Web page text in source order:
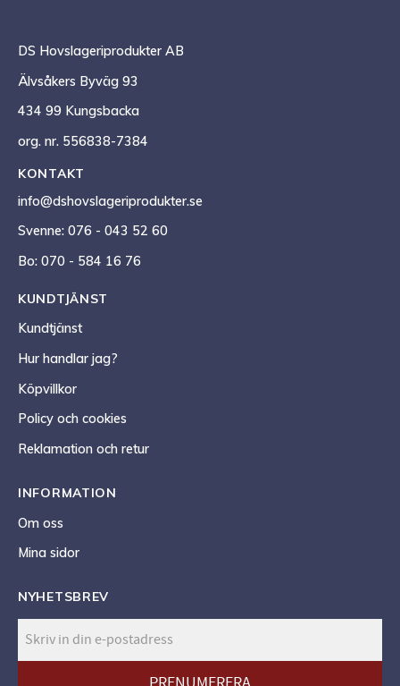
DS Hovslageriprodukter AB
Älvsåkers Byväg 93
434 99 Kungsbacka
org. nr. 556838-7384
KONTAKT
info@dshovslageriprodukter.se
Svenne: 076 - 043 52 60
Bo: 070 - 584 16 76
KUNDTJÄNST
Kundtjänst
Hur handlar jag?
Köpvillkor
Policy och cookies
Reklamation och retur
INFORMATION
Om oss
Mina sidor
NYHETSBREV